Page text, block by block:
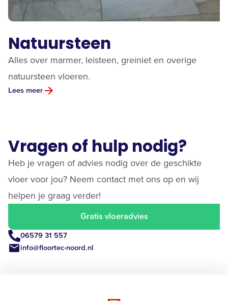
Natuursteen
Alles over marmer, leisteen, greiniet en overige
natuursteen vloeren.
Lees meer
Vragen of hulp nodig?
Heb je vragen of advies nodig over de geschikte
vloer voor jou? Neem contact met ons op en wij
helpen je graag verder!
Gratis vloeradvies
06579 31 557
info@floortec-noord.nl